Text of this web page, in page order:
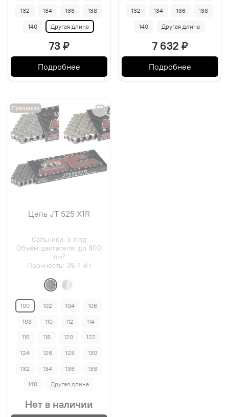
132 134 136 138
140 Другая длина
73 ₽
Подробнее
132 134 136 138
140 Другая длина
7 632 ₽
Подробнее
Предзаказ
Цепь JT 525 X1R
Сальники: x-ring
Объём двигателя: до 800
см³
Прочность: 39.7 кН
100 102 104 106
108 110 112 114
116 118 120 122
124 126 128 130
132 134 136 138
140 Другая длина
Нет в наличии